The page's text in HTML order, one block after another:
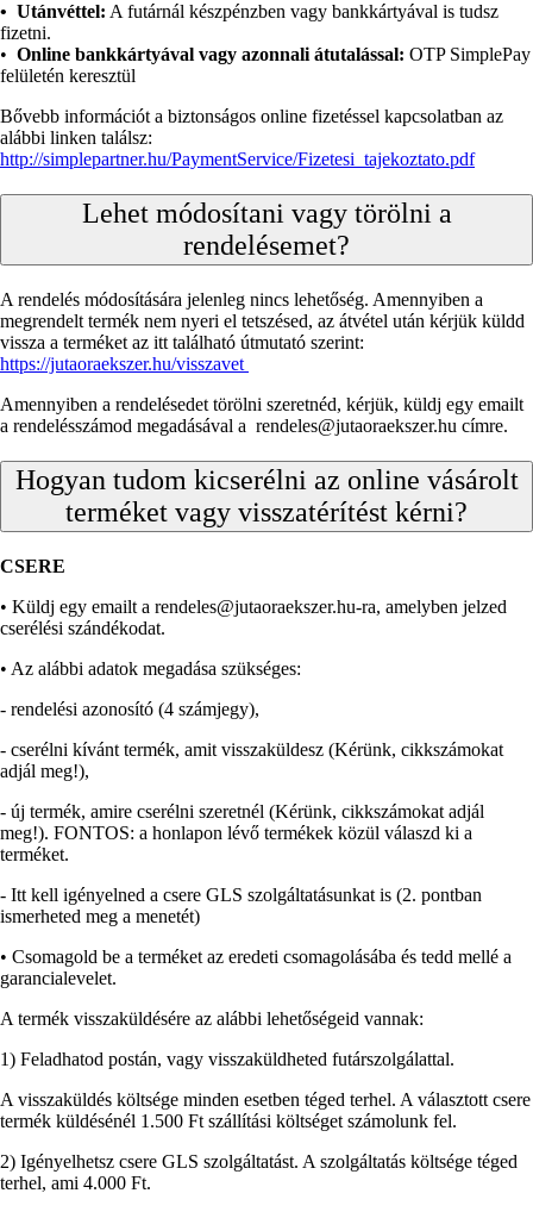
• Utánvéttel: A futárnál készpénzben vagy bankkártyával is tudsz
fizetni.
• Online bankkártyával vagy azonnali átutalással: OTP SimplePay
felületén keresztül
Bővebb információt a biztonságos online fizetéssel kapcsolatban az
alábbi linken találsz:
http://simplepartner.hu/PaymentService/Fizetesi_tajekoztato.pdf
Lehet módosítani vagy törölni a
rendelésemet?
A rendelés módosítására jelenleg nincs lehetőség. Amennyiben a
megrendelt termék nem nyeri el tetszésed, az átvétel után kérjük küldd
vissza a terméket az itt található útmutató szerint:
https://jutaoraekszer.hu/visszavet
Amennyiben a rendelésedet törölni szeretnéd, kérjük, küldj egy emailt
a rendelésszámod megadásával a rendeles@jutaoraekszer.hu címre.
Hogyan tudom kicserélni az online vásárolt
terméket vagy visszatérítést kérni?
CSERE
• Küldj egy emailt a rendeles@jutaoraekszer.hu-ra, amelyben jelzed
cserélési szándékodat.
• Az alábbi adatok megadása szükséges:
- rendelési azonosító (4 számjegy),
- cserélni kívánt termék, amit visszaküldesz (Kérünk, cikkszámokat
adjál meg!),
- új termék, amire cserélni szeretnél (Kérünk, cikkszámokat adjál
meg!). FONTOS: a honlapon lévő termékek közül válaszd ki a
terméket.
- Itt kell igényelned a csere GLS szolgáltatásunkat is (2. pontban
ismerheted meg a menetét)
• Csomagold be a terméket az eredeti csomagolásába és tedd mellé a
garancialevelet.
A termék visszaküldésére az alábbi lehetőségeid vannak:
1) Feladhatod postán, vagy visszaküldheted futárszolgálattal.
A visszaküldés költsége minden esetben téged terhel. A választott csere
termék küldésénél 1.500 Ft szállítási költséget számolunk fel.
2) Igényelhetsz csere GLS szolgáltatást. A szolgáltatás költsége téged
terhel, ami 4.000 Ft.